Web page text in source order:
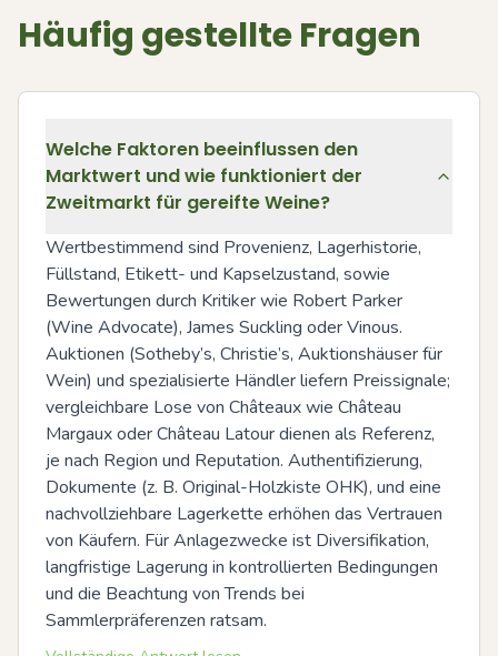
Häufig gestellte Fragen
Welche Faktoren beeinflussen den
Marktwert und wie funktioniert der
Zweitmarkt für gereifte Weine?
Wertbestimmend sind Provenienz, Lagerhistorie,
Füllstand, Etikett- und Kapselzustand, sowie
Bewertungen durch Kritiker wie Robert Parker
(Wine Advocate), James Suckling oder Vinous.
Auktionen (Sotheby’s, Christie’s, Auktionshäuser für
Wein) und spezialisierte Händler liefern Preissignale;
vergleichbare Lose von Châteaux wie Château
Margaux oder Château Latour dienen als Referenz,
je nach Region und Reputation. Authentifizierung,
Dokumente (z. B. Original-Holzkiste OHK), und eine
nachvollziehbare Lagerkette erhöhen das Vertrauen
von Käufern. Für Anlagezwecke ist Diversifikation,
langfristige Lagerung in kontrollierten Bedingungen
und die Beachtung von Trends bei
Sammlerpräferenzen ratsam.